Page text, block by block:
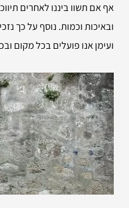
אף אם תשוו ביננו לאחרים
ובאיכות וכמות. נוסף על כך
ועימן אנו פועלים בכל מקום